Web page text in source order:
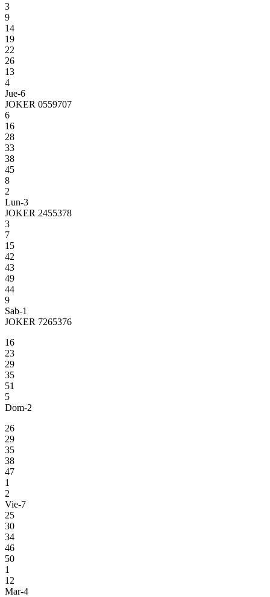
3
9
14
19
22
26
13
4
Jue-6
JOKER 0559707
6
16
28
33
38
45
8
2
Lun-3
JOKER 2455378
3
7
15
42
43
49
44
9
Sab-1
JOKER 7265376
16
23
29
35
51
5
Dom-2
26
29
35
38
47
1
2
Vie-7
25
30
34
46
50
1
12
Mar-4